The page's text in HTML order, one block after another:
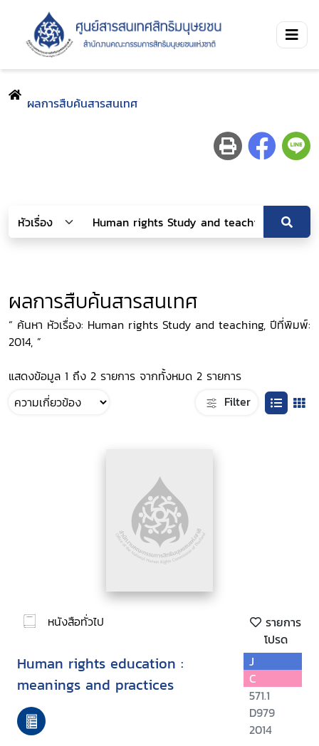
ผลการสืบค้นสารสนเทศ
ผลการสืบค้นสารสนเทศ
“ ค้นหา หัวเรื่อง: Human rights Study and teaching, ปีที่พิมพ์:
2014, ”
แสดงข้อมูล 1 ถึง 2 รายการ จากทั้งหมด 2 รายการ
Filter
หนังสือทั่วไป
รายการ
โปรด
Human rights education :
meanings and practices
J
C
571.1
D979
2014